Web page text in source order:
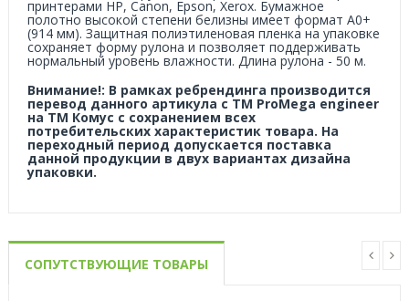
принтерами НP, Сanon, Еpson, Xerox. Бумажное
полотно высокой степени белизны имеет формат A0+
(914 мм). Защитная полиэтиленовая пленка на упаковке
сохраняет форму рулона и позволяет поддерживать
нормальный уровень влажности. Длина рулона - 50 м.
Внимание!: В рамках ребрендинга производится
перевод данного артикула с ТМ ProMega engineer
на ТМ Комус с сохранением всех
потребительских характеристик товара. На
переходный период допускается поставка
данной продукции в двух вариантах дизайна
упаковки.
СОПУТСТВУЮЩИЕ ТОВАРЫ